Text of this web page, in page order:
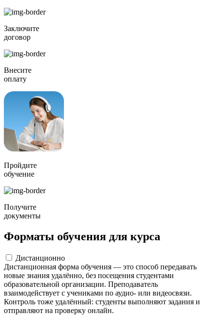
Заключите
договор
Внесите
оплату
Пройдите
обучение
Получите
документы
Форматы обучения для курса
Дистанционно
Дистанционная форма обучения — это способ передавать
новые знания удалённо, без посещения студентами
образовательной организации. Преподаватель
взаимодействует с учениками по аудио- или видеосвязи.
Контроль тоже удалённый: студенты выполняют задания и
отправляют на проверку онлайн.